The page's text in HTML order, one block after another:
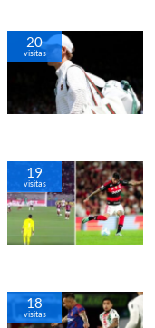
20
visitas
19
visitas
18
visitas